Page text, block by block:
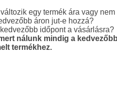
egy termék ára vagy nem
áron jut-e hozzá?
időpont a vásárlásra?
nálunk mindig a
termékhez.